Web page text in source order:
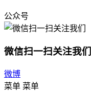
公众号
微信扫一扫关注我们
微博
菜单 菜单